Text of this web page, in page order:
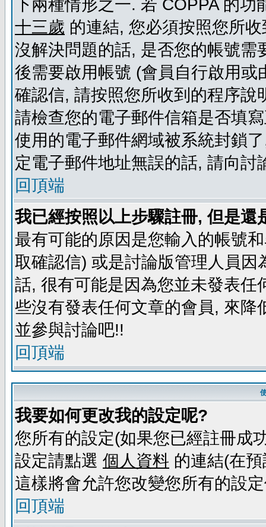
下兩種情形之一. 若 COPPA 的
十三歲 的連結, 您必須按照您所
沒解決問題的話, 是否您的帳號
後需要啟用帳號 (會員自行啟用
確認信, 請按照您所收到的程序
請檢查您的電子郵件信箱是否填
使用的電子郵件網域被系統封鎖
定電子郵件地址無誤的話, 請向
回頂端
我已經按照以上步驟註冊, 但是還
最有可能的原因是您輸入的帳號
取確認信) 或是討論版管理人員
話, 很有可能是因為您並未發表
些沒有發表任何文章的會員, 來
並參與討論吧!!
回頂端
我要如何更改我的設定呢?
您所有的設定(如果您已經註冊成
設定請點選 個人資料 的連結(在
這樣將會允許您改變您所有的設
回頂端